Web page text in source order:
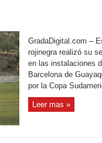
GradaDigital.com –
rojinegra realizó su
en las instalaciones
Barcelona de
por la Copa
Leer mas »